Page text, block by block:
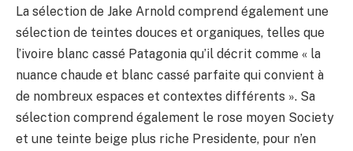
La sélection de Jake Arnold comprend également une
sélection de teintes douces et organiques, telles que
l’ivoire blanc cassé Patagonia qu’il décrit comme « la
nuance chaude et blanc cassé parfaite qui convient à
de nombreux espaces et contextes différents ». Sa
sélection comprend également le rose moyen Society
et une teinte beige plus riche Presidente, pour n’en